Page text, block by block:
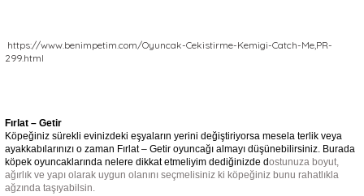
https://www.benimpetim.com/Oyuncak-Cekistirme-Kemigi-Catch-Me,PR-
299.html
Fırlat – Getir
Köpeğiniz sürekli evinizdeki eşyaların yerini değiştiriyorsa mesela terlik veya
ayakkabılarınızı o zaman Fırlat – Getir oyuncağı almayı düşünebilirsiniz. Burada
köpek oyuncaklarında nelere dikkat etmeliyim dediğinizde dostunuza boyut,
ağırlık ve yapı olarak uygun olanını seçmelisiniz ki köpeğiniz bunu rahatlıkla
ağzında taşıyabilsin.